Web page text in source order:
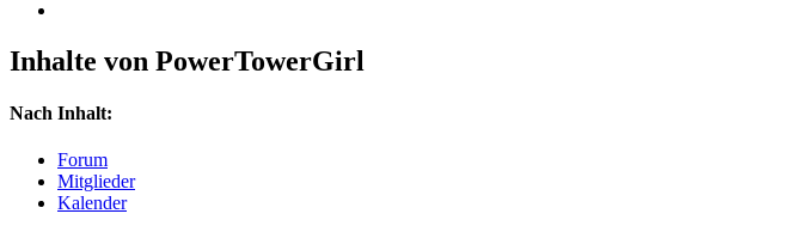
Inhalte von PowerTowerGirl
Nach Inhalt:
Forum
Mitglieder
Kalender